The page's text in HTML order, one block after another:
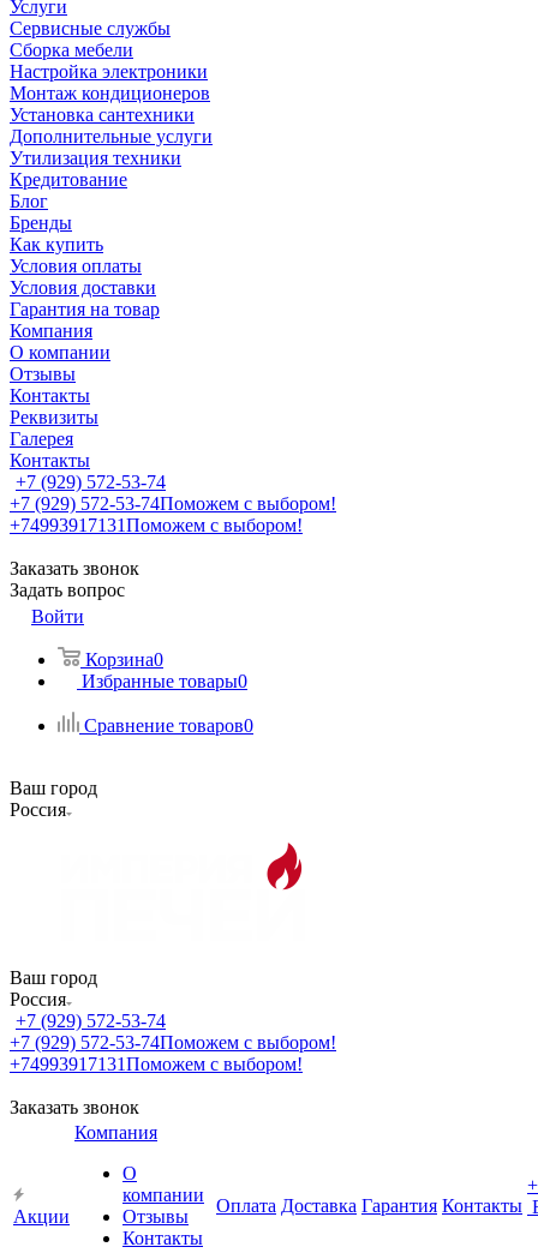
Услуги
Сервисные службы
Сборка мебели
Настройка электроники
Монтаж кондиционеров
Установка сантехники
Дополнительные услуги
Утилизация техники
Кредитование
Блог
Бренды
Как купить
Условия оплаты
Условия доставки
Гарантия на товар
Компания
О компании
Отзывы
Контакты
Реквизиты
Галерея
Контакты
+7 (929) 572-53-74
+7 (929) 572-53-74Поможем с выбором!
+74993917131Поможем с выбором!
Заказать звонок
Задать вопрос
Войти
Корзина0
Избранные товары0
Сравнение товаров0
Ваш город
Россия
Ваш город
Россия
+7 (929) 572-53-74
+7 (929) 572-53-74Поможем с выбором!
+74993917131Поможем с выбором!
Заказать звонок
Акции
Компания
О
компании
Отзывы
Контакты
Оплата Доставка Гарантия Контакты
+